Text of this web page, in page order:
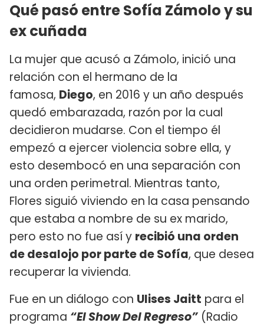
Qué pasó entre Sofía Zámolo y su
ex cuñada
La mujer que acusó a Zámolo, inició una
relación con el hermano de la
famosa, Diego, en 2016 y un año después
quedó embarazada, razón por la cual
decidieron mudarse. Con el tiempo él
empezó a ejercer violencia sobre ella, y
esto desembocó en una separación con
una orden perimetral. Mientras tanto,
Flores siguió viviendo en la casa pensando
que estaba a nombre de su ex marido,
pero esto no fue así y recibió una orden
de desalojo por parte de Sofía, que desea
recuperar la vivienda.
Fue en un diálogo con Ulises Jaitt para el
programa “El Show Del Regreso” (Radio